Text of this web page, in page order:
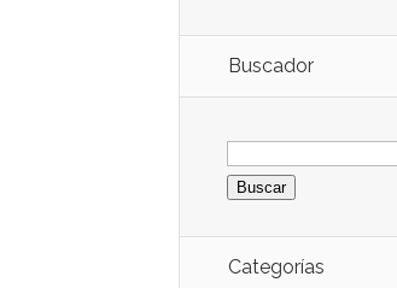
Buscador
Buscar:
Categorías